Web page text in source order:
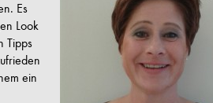
Es
Look
Tipps
ein